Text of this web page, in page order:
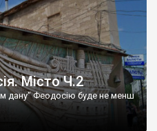
Місто Ч.2
дану" Феодосію буде не менш